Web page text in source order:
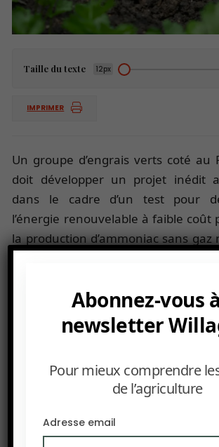
Taille du texte 12px
IMPRIMER
Un groupe d’engrais verts coté au
doit développer un projet inédit
dans le cadre d’un test pour
l’énergie renouvelable à faible coût
la production d’ammoniac sans
que la crise au Moyen-Orient
Abonnez-vous
newsletter
Pour mieux comprendre
de l’agriculture
Adresse email